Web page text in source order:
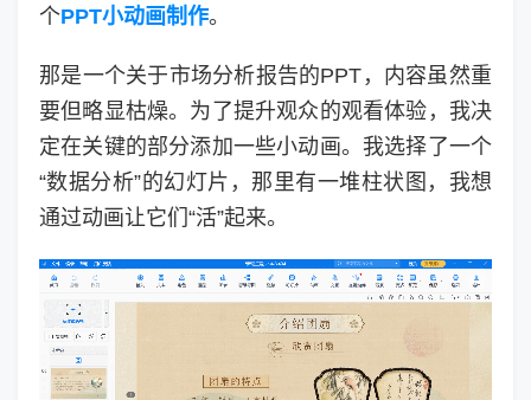
个PPT小动画制作。
那是一个关于市场分析报告的PPT，内容虽然重
要但略显枯燥。为了提升观众的观看体验，我决
定在关键的部分添加一些小动画。我选择了一个
“数据分析”的幻灯片，那里有一堆柱状图，我想
通过动画让它们“活”起来。